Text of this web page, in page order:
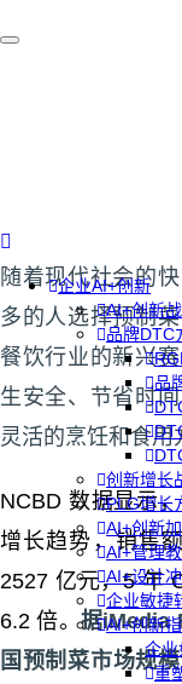
企业AI+创新
AI+创新
品牌DTC
品
创新增长
PLG增长
AI+创新
AI+管理
AI+设计
企业敏捷
AI+创新
企业
重
随着现代社会的
多的人选择预制
餐饮行业的新兴
生安全、节省时
灵活的烹饪和食用
NCBD 数据显示
增长趋势，销售
2527 亿元，5 年
6.2 倍。据iMedia
国预制菜市场规